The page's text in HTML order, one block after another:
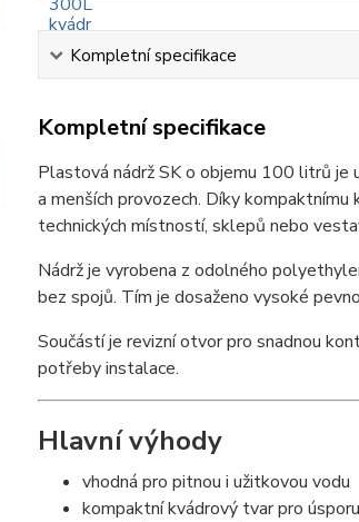
Kompletní specifikace
Kompletní specifikace
Plastová nádrž SK o objemu 100 litrů je
a menších provozech. Díky
technických místností, sklepů nebo
Nádrž je vyrobena z odolného
bez spojů. Tím je dosaženo vysoké
Součástí je revizní otvor pro snadnou
potřeby instalace.
Hlavní výhody
vhodná pro pitnou i užitkovou vodu
kompaktní kvádrový tvar pro